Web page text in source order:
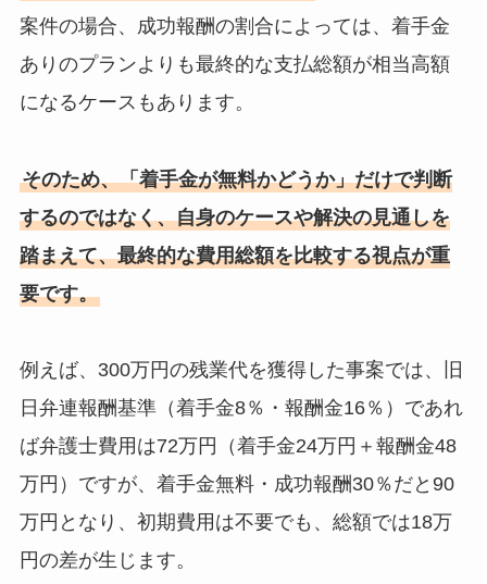
案件の場合、成功報酬の割合によっては、着手金
ありのプランよりも最終的な支払総額が相当高額
になるケースもあります。
そのため、「着手金が無料かどうか」だけで判断
するのではなく、自身のケースや解決の見通しを
踏まえて、最終的な費用総額を比較する視点が重
要です。
例えば、300万円の残業代を獲得した事案では、旧
日弁連報酬基準（着手金8％・報酬金16％）であれ
ば弁護士費用は72万円（着手金24万円＋報酬金48
万円）ですが、着手金無料・成功報酬30％だと90
万円となり、初期費用は不要でも、総額では18万
円の差が生じます。